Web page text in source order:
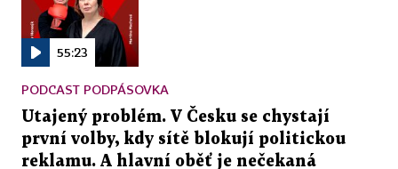
55:23
PODCAST PODPÁSOVKA
Utajený problém. V Česku se chystají
první volby, kdy sítě blokují politickou
reklamu. A hlavní oběť je nečekaná